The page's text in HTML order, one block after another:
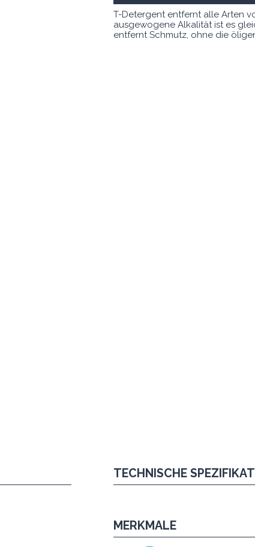
T-Detergent entfernt alle Arten
ausgewogene Alkalität ist es
entfernt Schmutz, ohne die
TECHNISCHE
MERKMALE